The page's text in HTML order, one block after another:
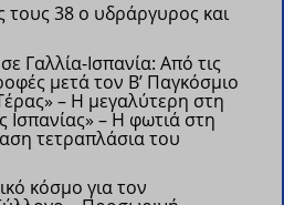
τους 38 ο υδράργυρος και
Γαλλία-Ισπανία: Από τις
μετά τον Β’ Παγκόσμιο
– Η μεγαλύτερη στη
Ισπανίας» – Η φωτιά στη
τετραπλάσια του
κόσμο για τον